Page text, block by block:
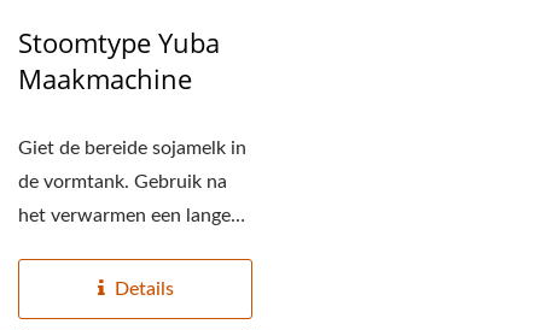
Stoomtype Yuba
Maakmachine
Giet de bereide sojamelk in
de vormtank. Gebruik na
het verwarmen een lange
Details